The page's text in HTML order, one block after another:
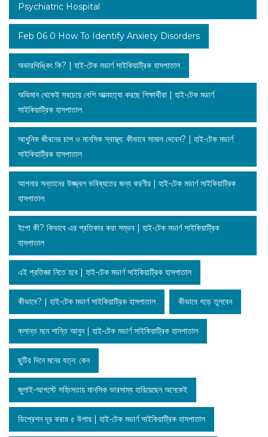
Psychiatric Hospital
Feb 06 0 How To Identify Anxiety Disorders
অভারথিঙ্কিং কি? | হাই-টেক মডার্ণ সাইকিয়াট্রিক হাসপাতাল
অভিমান থেকেই সবচেয়ে বেশি আত্মহত্যা করছে শিক্ষার্থীরা | হাই-টেক মডার্ণ
সাইকিয়াট্রিক হাসপাতাল
আধুনিক জীবনের চাপ ও মানসিক স্বাস্থ্য: কীভাবে সামাল দেবেন? | হাই-টেক মডার্ণ
সাইকিয়াট্রিক হাসপাতাল
আপনার সন্তানের উজ্জ্বল ভবিষ্যতের জন্য করণীয় | হাই-টেক মডার্ণ সাইকিয়াট্রিক
হাসপাতাল
ইগো কী? কিভাবে এর প্রতিকার করা সম্ভব | হাই-টেক মডার্ণ সাইকিয়াট্রিক
হাসপাতাল
এই প্রতিজ্ঞা নিতে হবে | হাই-টেক মডার্ণ সাইকিয়াট্রিক হাসপাতাল
কীভাবে? | হাই-টেক মডার্ণ সাইকিয়াট্রিক হাসপাতাল কীভাবে গড়ে তুলবেন
ক্লান্ত মনে শান্তি আনুন | হাই-টেক মডার্ণ সাইকিয়াট্রিক হাসপাতাল
ছুটির দিনে মনের যত্ন: কেন
জুলাই-আগস্টে সহিংসতায় মানসিক ভারসাম্য হারিয়েছেন অনেকেই
ডিপ্রেশন দূর করার ৫ উপায় | হাই-টেক মডার্ণ সাইকিয়াট্রিক হাসপাতাল